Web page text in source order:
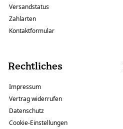
Versandstatus
Zahlarten
Kontaktformular
Rechtliches
Impressum
Vertrag widerrufen
Datenschutz
Cookie-Einstellungen